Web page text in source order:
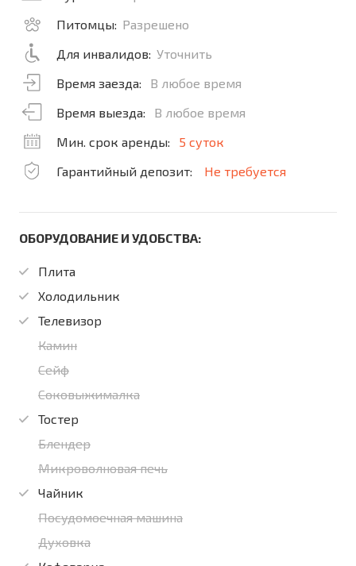
Питомцы: Разрешено
Для инвалидов: Уточнить
Время заезда:
В любое время
Время выезда:
В любое время
Мин. срок аренды:
5 суток
Гарантийный депозит:
Не требуется
ОБОРУДОВАНИЕ И УДОБСТВА:
Плита
Холодильник
Телевизор
Камин
Сейф
Соковыжималка
Тостер
Блендер
Микроволновая печь
Чайник
Посудомоечная машина
Духовка